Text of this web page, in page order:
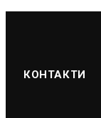
КОНТАКТИ